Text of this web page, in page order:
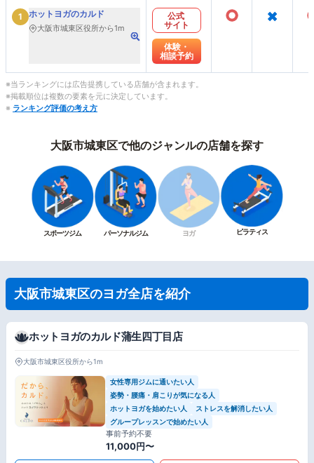
1 ホットヨガのカルド
大阪市城東区役所から1m
公式
サイト
体験・
相談予約
○ ×
※当ランキングには広告提携している店舗が含まれます。
※掲載順位は複数の要素を元に決定しています。
※ ランキング評価の考え方
大阪市城東区で他のジャンルの店舗を探す
スポーツジム パーソナルジム ヨガ ピラティス
大阪市城東区のヨガ全店を紹介
ホットヨガのカルド蒲生四丁目店
大阪市城東区役所から1m
女性専用ジムに通いたい人
姿勢・腰痛・肩こりが気になる人
ホットヨガを始めたい人
ストレスを解消したい人
グループレッスンで始めたい人
事前予約不要
11,000円〜